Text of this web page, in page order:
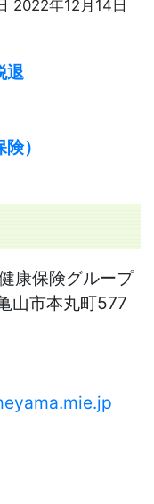
2022年12月14日
退
）
保険グループ
山市本丸町577